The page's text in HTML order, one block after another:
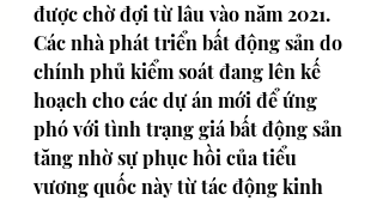
được chờ đợi từ lâu vào năm 2021.
Các nhà phát triển bất động sản do
chính phủ kiểm soát đang lên kế
hoạch cho các dự án mới để ứng
phó với tình trạng giá bất động sản
tăng nhờ sự phục hồi của tiểu
vương quốc này từ tác động kinh